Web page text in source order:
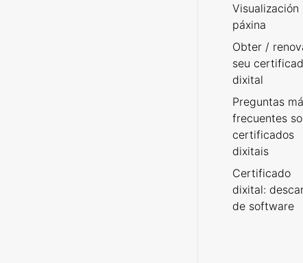
Visualización
páxina
Obter /
seu
dixital
Preguntas
frecuentes
certificados
dixitais
Certificado
dixital:
de software